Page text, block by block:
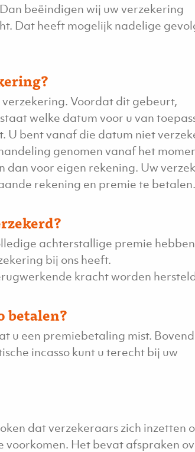
beëindigen wij uw verzekering
Dat heeft mogelijk nadelige
Voordat dit gebeurt,
welke datum voor u van
U bent vanaf die datum niet
genomen vanaf het
dan voor eigen rekening. Uw
rekening en premie te betalen.
achterstallige premie hebben
bij ons heeft.
kracht worden
betalen?
u een premiebetaling mist.
incasso kunt u terecht bij uw
dat verzekeraars zich inzetten
Het bevat afspraken